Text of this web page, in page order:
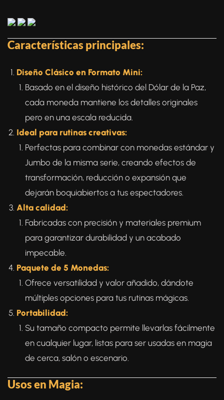
Características principales:
Diseño Clásico en Formato Mini:
Basado en el diseño histórico del Dólar de la Paz,
cada moneda mantiene los detalles originales
pero en una escala reducida.
Ideal para rutinas creativas:
Perfectas para combinar con monedas estándar y
Jumbo de la misma serie, creando efectos de
transformación, reducción o expansión que
dejarán boquiabiertos a tus espectadores.
Alta calidad:
Fabricadas con precisión y materiales premium
para garantizar durabilidad y un acabado
impecable.
Paquete de 5 Monedas:
Ofrece versatilidad y valor añadido, dándote
múltiples opciones para tus rutinas mágicas.
Portabilidad:
Su tamaño compacto permite llevarlas fácilmente
en cualquier lugar, listas para ser usadas en magia
de cerca, salón o escenario.
Usos en Magia: